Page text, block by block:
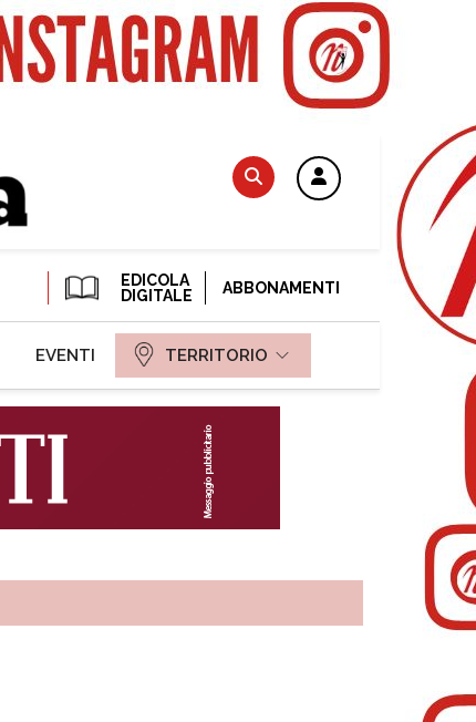
EDICOLA
DIGITALE
ABBONAMENTI
EVENTI TERRITORIO